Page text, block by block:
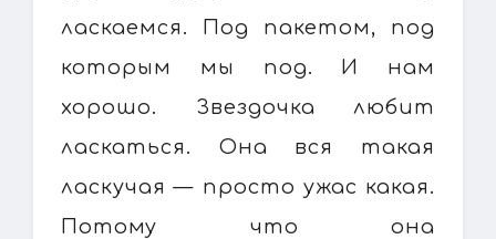
ласкаемся. Под пакетом, под
которым мы под. И нам
хорошо. Звездочка любит
ласкаться. Она вся такая
ласкучая — просто ужас какая.
Потому что она